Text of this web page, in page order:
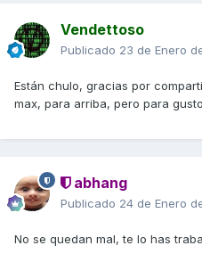
Vendettoso
Publicado 23 de Enero
Están chulo, gracias por
max, para arriba, pero para
abhang
Publicado 24 de Enero
No se quedan mal, te lo has